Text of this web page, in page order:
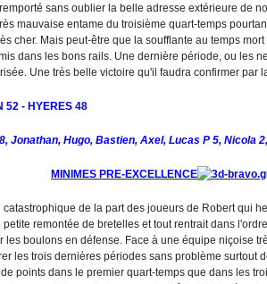
sans oublier la belle adresse extérieure de
mauvaise entame du troisième quart-temps
cher. Mais peut-être que la soufflante au temps
dans les bons rails. Une dernière période, ou les
Une très belle victoire qu'il faudra confirmer par
52 - HYERES 48
Jonathan, Hugo, Bastien, Axel, Lucas P 5, Nicola
MINIMES PRE-EXCELLENCE
catastrophique de la part des joueurs de Robert qui
remontée de bretelles et tout rentrait dans
les boulons en défense. Face à une équipe niçoise
les trois dernières périodes sans problème surtout
points dans le premier quart-temps que dans les